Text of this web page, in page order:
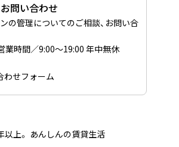
お問い合わせ
の管理についてのご相談、お問い合
業時間／9:00～19:00 年中無休
わせフォーム
以上。 あんしんの賃貸生活